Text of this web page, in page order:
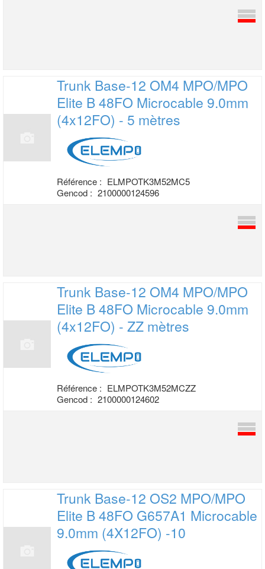
Trunk Base-12 OM4 MPO/MPO
Elite B 48FO Microcable 9.0mm
(4x12FO) - 5 mètres
Référence : ELMPOTK3M52MC5
Gencod : 2100000124596
Trunk Base-12 OM4 MPO/MPO
Elite B 48FO Microcable 9.0mm
(4x12FO) - ZZ mètres
Référence : ELMPOTK3M52MCZZ
Gencod : 2100000124602
Trunk Base-12 OS2 MPO/MPO
Elite B 48FO G657A1 Microcable
9.0mm (4X12FO) -10